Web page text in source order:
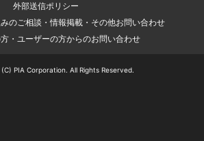
外部送信ポリシー
のご相談・情報掲載・その他お問い合わせ
・ユーザーの方からのお問い合わせ
PIA Corporation. All Rights Reserved.